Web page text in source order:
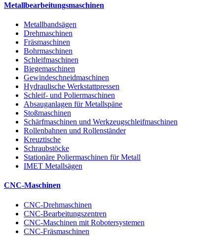
Metallbearbeitungsmaschinen
Metallbandsägen
Drehmaschinen
Fräsmaschinen
Bohrmaschinen
Schleifmaschinen
Biegemaschinen
Gewindeschneidmaschinen
Hydraulische Werkstattpressen
Schleif- und Poliermaschinen
Absauganlagen für Metallspäne
Stoßmaschinen
Schärfmaschinen und Werkzeugschleifmaschinen
Rollenbahnen und Rollenständer
Kreuztische
Schraubstöcke
Stationäre Poliermaschinen für Metall
IMET Metallsägen
CNC-Maschinen
CNC-Drehmaschinen
CNC-Bearbeitungszentren
CNC-Maschinen mit Robotersystemen
CNC-Fräsmaschinen